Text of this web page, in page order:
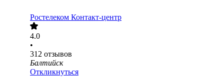
Ростелеком Контакт-центр
4.0
•
312 отзывов
Балтийск
Откликнуться